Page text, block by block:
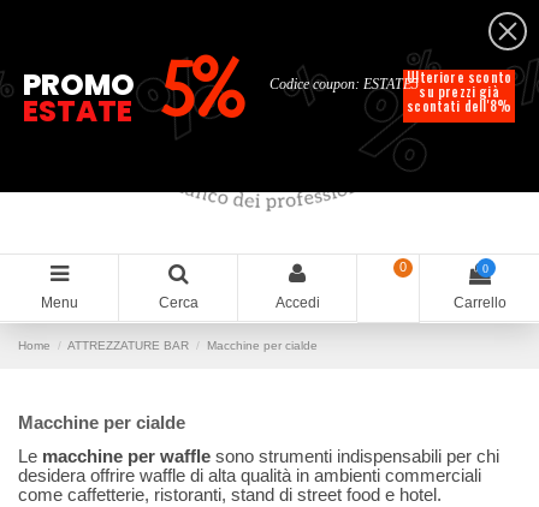
Italiano
Menu Cerca Accedi
0 0
Carrello
Home ATTREZZATURE BAR Macchine per cialde
Macchine per cialde
Le macchine per waffle sono strumenti indispensabili per chi
desidera offrire waffle di alta qualità in ambienti commerciali
come caffetterie, ristoranti, stand di street food e hotel.
%
% %
% Ulteriore sconto
su prezzi già
scontati dell'8%
Codice coupon: ESTATE5
PROMO
ESTATE 5%